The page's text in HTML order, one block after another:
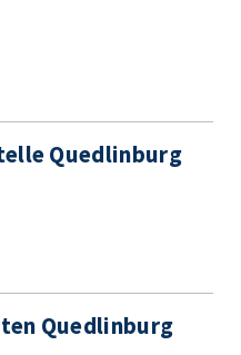
Quedlinburg
Quedlinburg